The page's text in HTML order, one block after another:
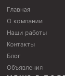
Фрезеры
Фрезеры
Главная
О компании
Наши работы
Контакты
Блог
Объявления